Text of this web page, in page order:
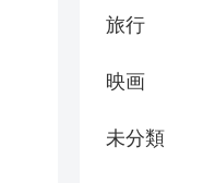
旅行
映画
未分類